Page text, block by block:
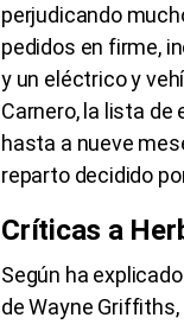
perjudicando
pedidos en firme,
y un eléctrico y
Carnero, la lista de
hasta a nueve
reparto decidido
Críticas a
Según ha
de Wayne